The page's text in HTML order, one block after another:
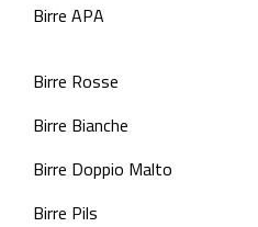
Birre APA
Birre Rosse
Birre Bianche
Birre Doppio Malto
Birre Pils